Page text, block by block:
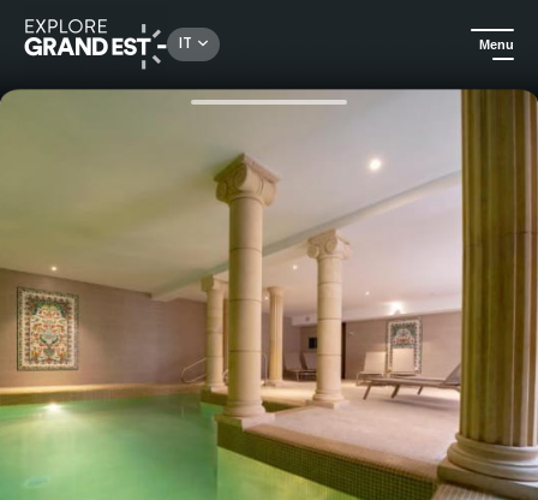
IT Menu
Idee soggiorno Una pausa benessere gourmet nel cuore dei Vosgi del Nord